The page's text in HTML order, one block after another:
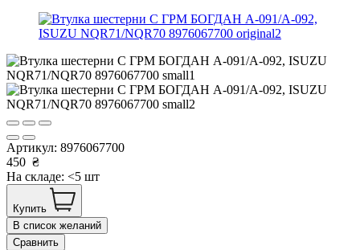
Артикул: 8976067700
450 ₴
На складе: <5 шт
Купить
В список желаний
Сравнить